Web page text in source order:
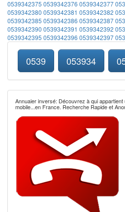
0539342375 0539342376 0539342377
0539342380 0539342381 0539342382
0539342385 0539342386 0539342387
0539342390 0539342391 0539342392
0539342395 0539342396 0539342397
0539 053934
Annuaier inversé: Découvrez à qui
mobile...en France. Recherche Rapide et